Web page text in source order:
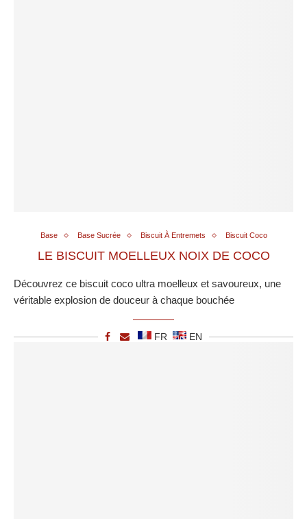
Base Base Sucrée Biscuit À Entremets Biscuit Coco
LE BISCUIT MOELLEUX NOIX DE COCO
Découvrez ce biscuit coco ultra moelleux et savoureux, une
véritable explosion de douceur à chaque bouchée
FR EN